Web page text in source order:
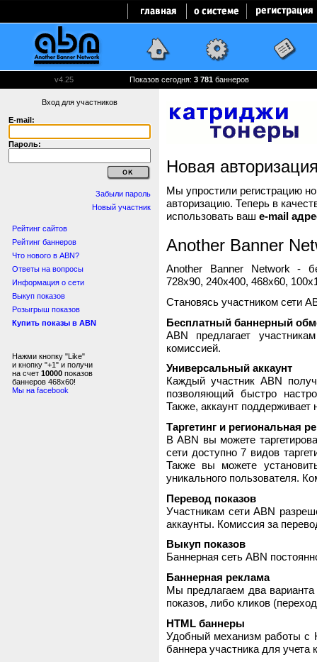
v4.25 Показов сегодня: 3 781 баннеров
Вход для участников
E-mail:
Пароль:
Забыли пароль
Новый участник
Рейтинг сайтов
Рейтинг баннеров
Что нового в ABN?
Ответы на вопросы
Информация о сети
Выкуп показов
Розыгрыш показов
Купить показы в ABN
Нажми кнопку "Like"
и кнопку "+1" и получи
на счет 10000 показов
баннеров 468x60!
Мы на facebook
Новая
Мы упростили регистрацию
авторизацию. Теперь в
использовать ваш e-mail
Another Banner
Another Banner Network -
728x90, 240x400, 468x60,
Становясь участником сети
Бесплатный баннерный
ABN предлагает
комиссией.
Универсальный аккаунт
Каждый участник ABN
позволяющий быстро
Также, аккаунт поддерживает
Таргетинг и региональная
В ABN вы можете
сети доступно 7 видов
Также вы можете
уникального пользователя.
Перевод показов
Участникам сети ABN
аккаунты. Комиссия за
Выкуп показов
Баннерная сеть ABN
Баннерная реклама
Мы предлагаем два
показов, либо кликов
HTML баннеры
Удобный механизм работы с
баннера участника для